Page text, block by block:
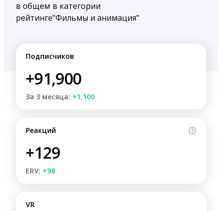
в общем
рейтинге
в категории
"Фильмы и анимация"
Подписчиков
+91,900
За 3 месяца: +1,100
Реакций
+129
ERV: +98
VR